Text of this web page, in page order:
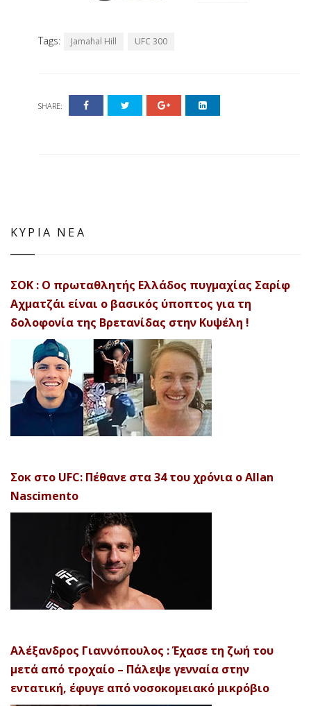
Tags: Jamahal Hill UFC 300
SHARE:
ΚΥΡΙΑ ΝΕΑ
ΣΟΚ : Ο πρωταθλητής Ελλάδος πυγμαχίας Σαρίφ
Αχματζάι είναι ο βασικός ύποπτος για τη
δολοφονία της Βρετανίδας στην Κυψέλη !
Σοκ στο UFC: Πέθανε στα 34 του χρόνια ο Allan
Nascimento
Αλέξανδρος Γιαννόπουλος : Έχασε τη ζωή του
μετά από τροχαίο – Πάλεψε γενναία στην
εντατική, έφυγε από νοσοκομειακό μικρόβιο